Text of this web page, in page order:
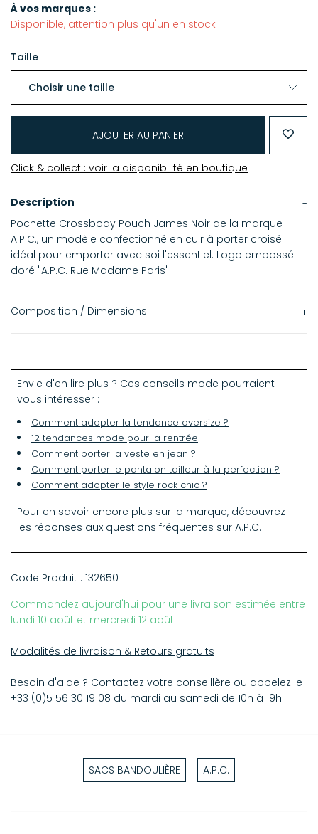
À vos marques :
Disponible, attention plus qu'un en stock
Taille
AJOUTER AU PANIER
Click & collect : voir la disponibilité en boutique
Description
Pochette Crossbody Pouch James Noir de la marque
A.P.C., un modèle confectionné en cuir à porter croisé
idéal pour emporter avec soi l'essentiel. Logo embossé
doré "A.P.C. Rue Madame Paris".
Composition / Dimensions
Envie d'en lire plus ? Ces conseils mode pourraient
vous intéresser :
Comment adopter la tendance oversize ?
12 tendances mode pour la rentrée
Comment porter la veste en jean ?
Comment porter le pantalon tailleur à la perfection ?
Comment adopter le style rock chic ?
Pour en savoir encore plus sur la marque, découvrez
les réponses aux questions fréquentes sur A.P.C.
Code Produit : 132650
Commandez aujourd'hui pour une livraison estimée entre
lundi 10 août et mercredi 12 août
Modalités de livraison & Retours gratuits
Besoin d'aide ? Contactez votre conseillère ou appelez le
+33 (0)5 56 30 19 08 du mardi au samedi de 10h à 19h
SACS BANDOULIÈRE A.P.C.